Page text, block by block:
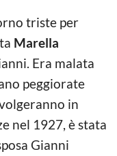
triste per
Marella
Era malata
peggiorate
in
nel 1927, è stata
Gianni